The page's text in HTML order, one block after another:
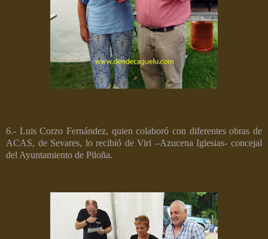
6.- Luis Corzo Fernández, quien colaboró con diferentes obras de
ACAS, de Sevares, lo recibió de Viri –Azucena Iglesias- concejal
del Ayuntamiento de Piloña.